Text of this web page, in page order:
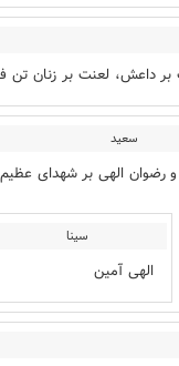
بر داعش، لعنت بر زنان تن
سعید
رضوان الهی بر شهدای عظیم
سینا
الهی آمین